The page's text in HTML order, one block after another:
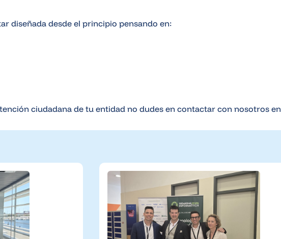
diseñada desde el principio pensando en:
ciudadana de tu entidad no dudes en contactar con nosotros en